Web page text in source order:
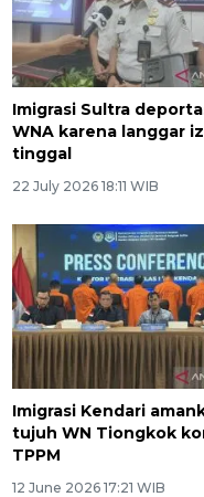
Imigrasi Sultra
WNA karena langgar
tinggal
22 July 2026 18:11 WIB
Imigrasi Kendari
tujuh WN Tiongkok
TPPM
12 June 2026 17:21 WIB